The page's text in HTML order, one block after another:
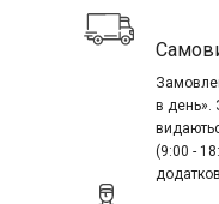
в день».
(9:00 -